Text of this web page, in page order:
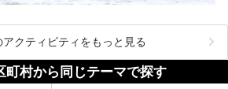
アクティビティをもっと見る
町村から同じテーマで探す